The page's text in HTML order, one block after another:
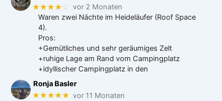
★★★★☆ vor 2 Monaten
Waren zwei Nächte im Heideläufer (Roof Space
4).
Pros:
+Gemütliches und sehr geräumiges Zelt
+ruhige Lage am Rand vom Campingplatz
+idyllischer Campingplatz in den
Ronja Basler
★★★★★ vor 11 Monaten